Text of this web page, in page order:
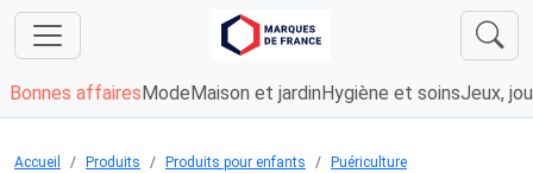
Bonnes affaires Mode Maison et jardin Hygiène et soinsJeux,
Accueil Produits Produits pour enfants
Puériculture